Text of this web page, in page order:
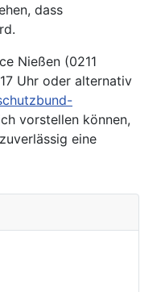
dass
Nießen (0211
Uhr oder alternativ
vorstellen können,
eine